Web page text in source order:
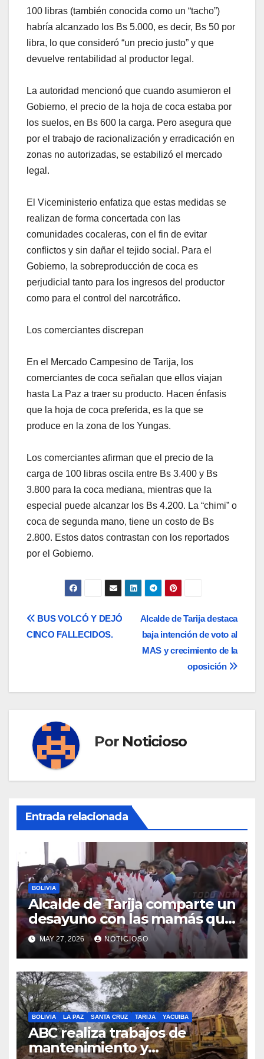
100 libras (también conocida como un “tacho”)
habría alcanzado los Bs 5.000, es decir, Bs 50 por
libra, lo que consideró “un precio justo” y que
devuelve rentabilidad al productor legal.
La autoridad mencionó que cuando asumieron el
Gobierno, el precio de la hoja de coca estaba por
los suelos, en Bs 600 la carga. Pero asegura que
por el trabajo de racionalización y erradicación en
zonas no autorizadas, se estabilizó el mercado
legal.
El Viceministerio enfatiza que estas medidas se
realizan de forma concertada con las
comunidades cocaleras, con el fin de evitar
conflictos y sin dañar el tejido social. Para el
Gobierno, la sobreproducción de coca es
perjudicial tanto para los ingresos del productor
como para el control del narcotráfico.
Los comerciantes discrepan
En el Mercado Campesino de Tarija, los
comerciantes de coca señalan que ellos viajan
hasta La Paz a traer su producto. Hacen énfasis
que la hoja de coca preferida, es la que se
produce en la zona de los Yungas.
Los comerciantes afirman que el precio de la
carga de 100 libras oscila entre Bs 3.400 y Bs
3.800 para la coca mediana, mientras que la
especial puede alcanzar los Bs 4.200. La “chimi” o
coca de segunda mano, tiene un costo de Bs
2.800. Estos datos contrastan con los reportados
por el Gobierno.
Navegación
Alcalde de Tarija destaca
baja intención de voto al
MAS y crecimiento de la
oposición
BUS VOLCÓ Y DEJÓ
CINCO FALLECIDOS.
Por Noticioso
Entrada relacionada
BOLIVIA
Alcalde de Tarija comparte un
desayuno con las mamás que
trabajan en EMAT, resaltando
la sacrificada labor que
desempeñan en beneficio de
la población
MAY 27, 2026 NOTICIOSO
BOLIVIA LA PAZ SANTA CRUZ TARIJA YACUIBA
ABC realiza trabajos de
mantenimiento y